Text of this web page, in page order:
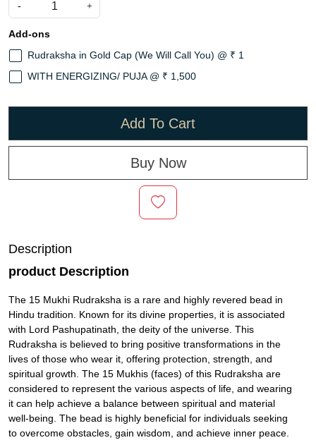
- +
Add-ons
Rudraksha in Gold Cap (We Will Call You) @ ₹ 1
WITH ENERGIZING/ PUJA @ ₹ 1,500
Add To Cart
Buy Now
Description
product Description
The 15 Mukhi Rudraksha is a rare and highly revered bead in
Hindu tradition. Known for its divine properties, it is associated
with Lord Pashupatinath, the deity of the universe. This
Rudraksha is believed to bring positive transformations in the
lives of those who wear it, offering protection, strength, and
spiritual growth. The 15 Mukhis (faces) of this Rudraksha are
considered to represent the various aspects of life, and wearing
it can help achieve a balance between spiritual and material
well-being. The bead is highly beneficial for individuals seeking
to overcome obstacles, gain wisdom, and achieve inner peace.